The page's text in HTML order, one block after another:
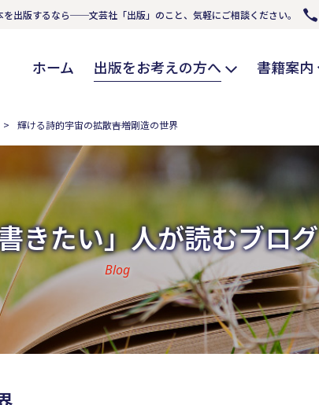
を出版するなら──文芸社「出版」のこと、気軽にご相談ください。
ホーム 出版をお考えの方へ 書籍案内
輝ける詩的宇宙の拡散――吉増剛造の世界
きたい」人が読むブログ
Blog